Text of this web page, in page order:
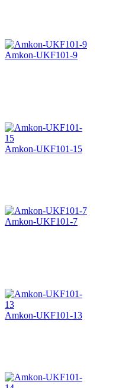
Amkon-UKF101-9
Amkon-UKF101-15
Amkon-UKF101-7
Amkon-UKF101-13